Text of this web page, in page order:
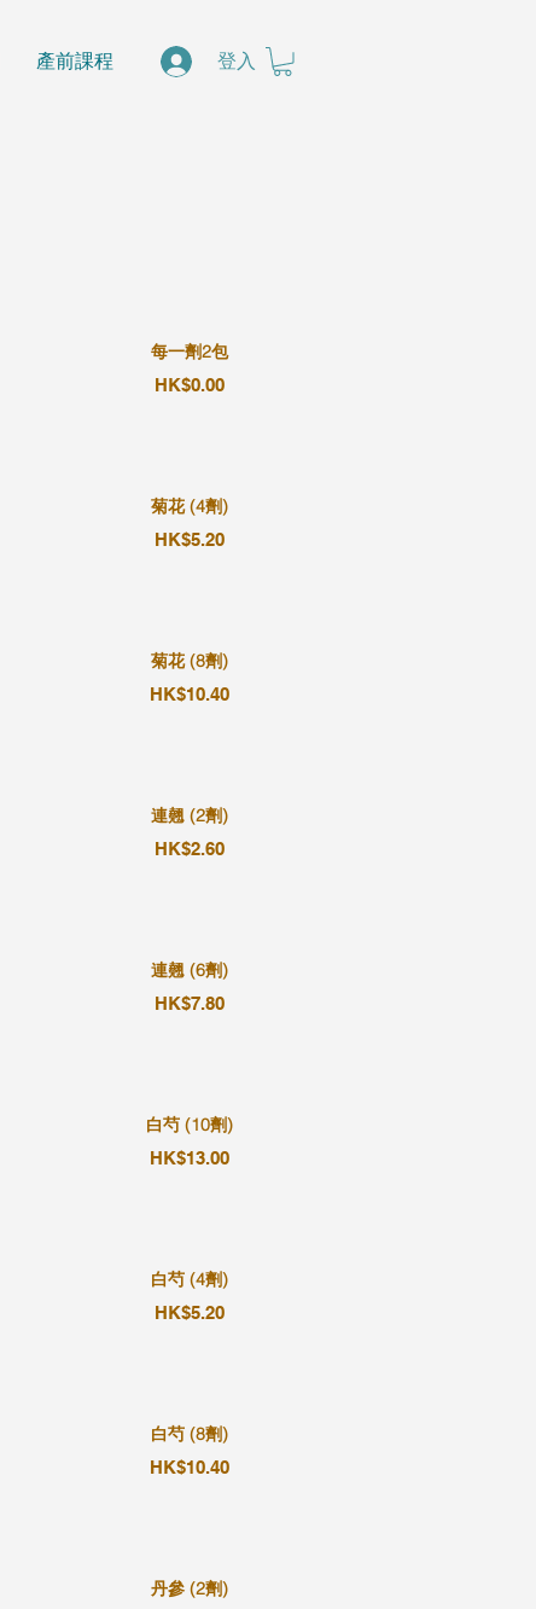
產前課程 登入
每一劑2包
HK$0.00
菊花 (4劑)
HK$5.20
菊花 (8劑)
HK$10.40
連翹 (2劑)
HK$2.60
連翹 (6劑)
HK$7.80
白芍 (10劑)
HK$13.00
白芍 (4劑)
HK$5.20
白芍 (8劑)
HK$10.40
丹參 (2劑)